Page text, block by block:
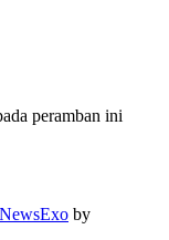
peramban ini
NewsExo by